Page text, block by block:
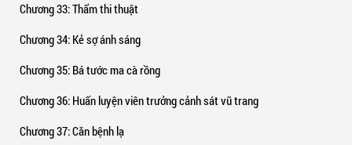
Chương 33: Thẩm thi thuật
Chương 34: Kẻ sợ ánh sáng
Chương 35: Bá tước ma cà rồng
Chương 36: Huấn luyện viên trưởng cảnh sát vũ trang
Chương 37: Căn bệnh lạ